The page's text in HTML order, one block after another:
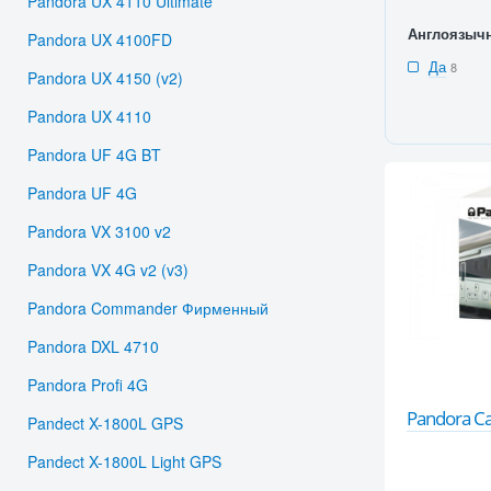
Да 8
Pandora
Pandora UX 4100FD
Pandora UX 4150 (v2)
Pandora UX 4110
Pandora UF 4G BT
Pandora UF 4G
Pandora VX 3100 v2
Pandora VX 4G v2 (v3)
Pandora Commander Фирменный
Pandora DXL 4710
Pandora Profi 4G
Pandect X-1800L GPS
Pandect X-1800L Light GPS